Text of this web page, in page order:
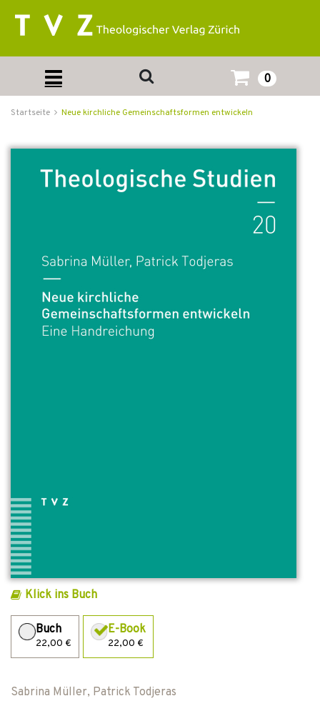
0
Startseite Neue kirchliche Gemeinschaftsformen entwickeln
Klick ins Buch
Buch
22,00 €
E-Book
22,00 €
Sabrina Müller, Patrick Todjeras